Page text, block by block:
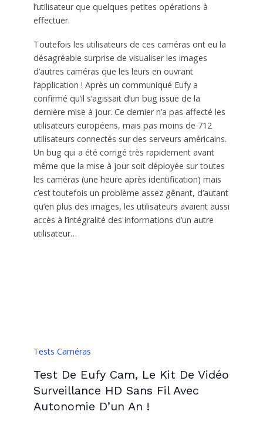
l’utilisateur que quelques petites opérations à
effectuer.
Toutefois les utilisateurs de ces caméras ont eu la
désagréable surprise de visualiser les images
d’autres caméras que les leurs en ouvrant
l’application ! Après un communiqué Eufy a
confirmé qu’il s’agissait d’un bug issue de la
dernière mise à jour. Ce dernier n’a pas affecté les
utilisateurs européens, mais pas moins de 712
utilisateurs connectés sur des serveurs américains.
Un bug qui a été corrigé très rapidement avant
même que la mise à jour soit déployée sur toutes
les caméras (une heure après identification) mais
c’est toutefois un problème assez gênant, d’autant
qu’en plus des images, les utilisateurs avaient aussi
accès à l’intégralité des informations d’un autre
utilisateur…
Tests Caméras
Test De Eufy Cam, Le Kit De Vidéo
Surveillance HD Sans Fil Avec
Autonomie D’un An !